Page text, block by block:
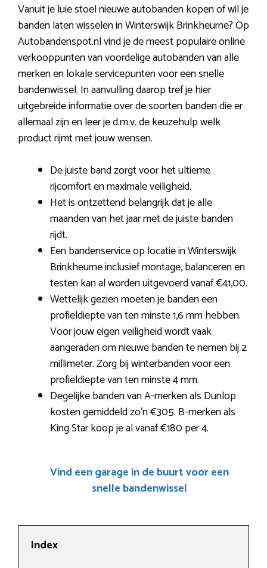
Vanuit je luie stoel nieuwe autobanden kopen of wil je
banden laten wisselen in Winterswijk Brinkheurne? Op
Autobandenspot.nl vind je de meest populaire online
verkooppunten van voordelige autobanden van alle
merken en lokale servicepunten voor een snelle
bandenwissel. In aanvulling daarop tref je hier
uitgebreide informatie over de soorten banden die er
allemaal zijn en leer je d.m.v. de keuzehulp welk
product rijmt met jouw wensen.
De juiste band zorgt voor het ultieme
rijcomfort en maximale veiligheid.
Het is ontzettend belangrijk dat je alle
maanden van het jaar met de juiste banden
rijdt.
Een bandenservice op locatie in Winterswijk
Brinkheurne inclusief montage, balanceren en
testen kan al worden uitgevoerd vanaf €41,00.
Wettelijk gezien moeten je banden een
profieldiepte van ten minste 1,6 mm hebben.
Voor jouw eigen veiligheid wordt vaak
aangeraden om nieuwe banden te nemen bij 2
millimeter. Zorg bij winterbanden voor een
profieldiepte van ten minste 4 mm.
Degelijke banden van A-merken als Dunlop
kosten gemiddeld zo’n €305. B-merken als
King Star koop je al vanaf €180 per 4.
Vind een garage in de buurt voor een
snelle bandenwissel
Index